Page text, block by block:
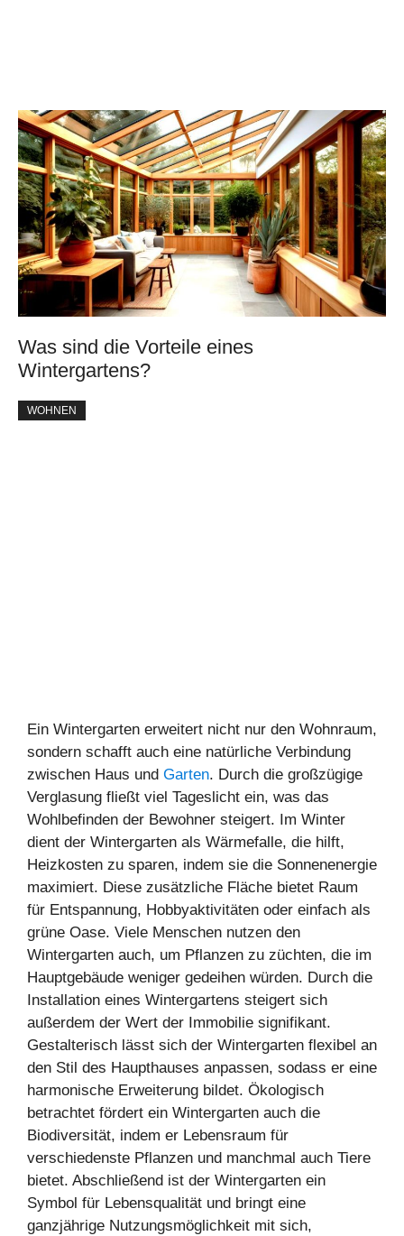
Was sind die Vorteile eines
Wintergartens?
WOHNEN
Ein Wintergarten erweitert nicht nur den Wohnraum,
sondern schafft auch eine natürliche Verbindung
zwischen Haus und Garten. Durch die großzügige
Verglasung fließt viel Tageslicht ein, was das
Wohlbefinden der Bewohner steigert. Im Winter
dient der Wintergarten als Wärmefalle, die hilft,
Heizkosten zu sparen, indem sie die Sonnenenergie
maximiert. Diese zusätzliche Fläche bietet Raum
für Entspannung, Hobbyaktivitäten oder einfach als
grüne Oase. Viele Menschen nutzen den
Wintergarten auch, um Pflanzen zu züchten, die im
Hauptgebäude weniger gedeihen würden. Durch die
Installation eines Wintergartens steigert sich
außerdem der Wert der Immobilie signifikant.
Gestalterisch lässt sich der Wintergarten flexibel an
den Stil des Haupthauses anpassen, sodass er eine
harmonische Erweiterung bildet. Ökologisch
betrachtet fördert ein Wintergarten auch die
Biodiversität, indem er Lebensraum für
verschiedenste Pflanzen und manchmal auch Tiere
bietet. Abschließend ist der Wintergarten ein
Symbol für Lebensqualität und bringt eine
ganzjährige Nutzungsmöglichkeit mit sich,